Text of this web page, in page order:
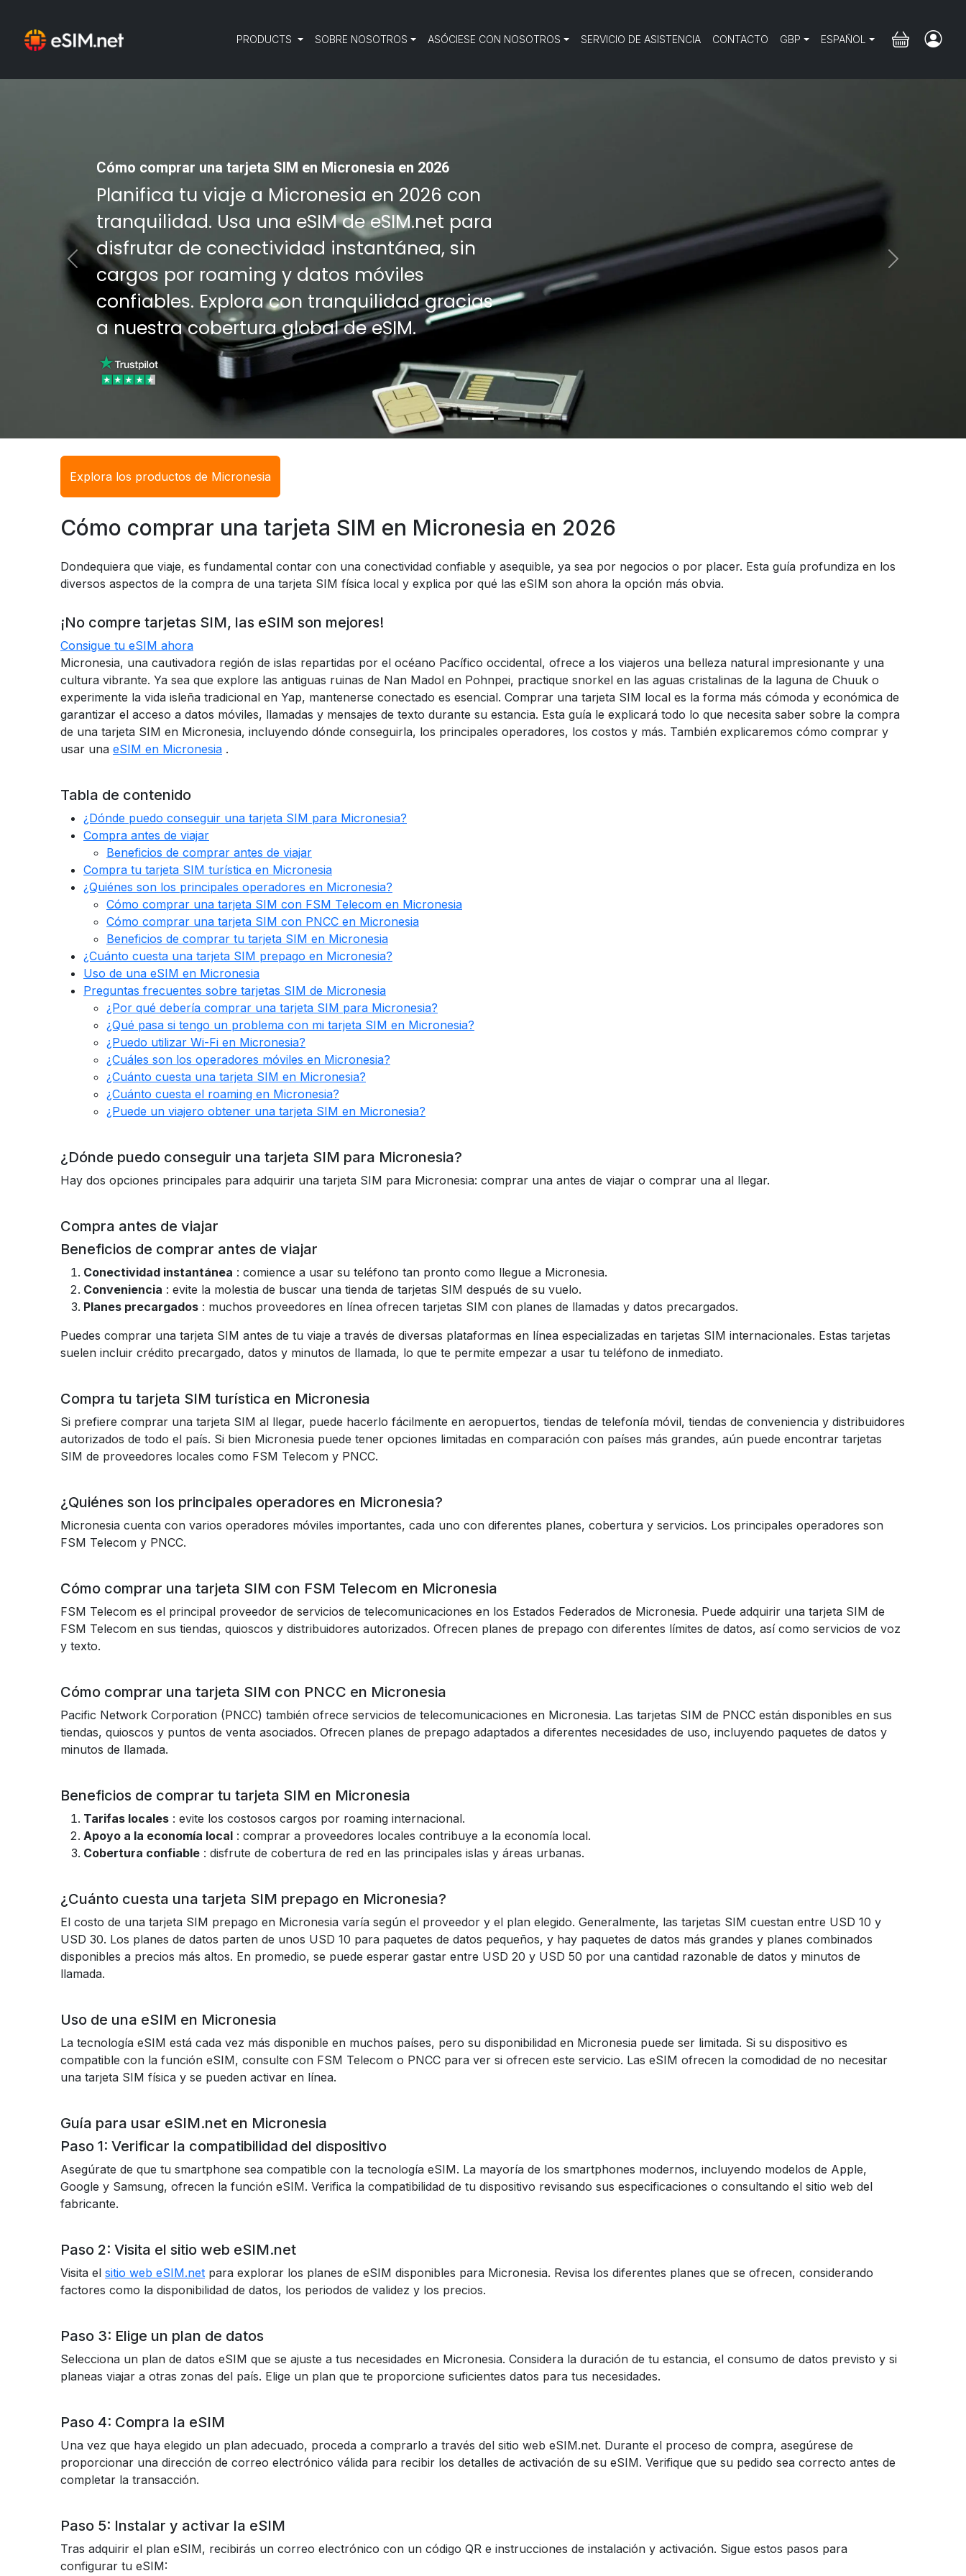
PRODUCTS SOBRE NOSOTROS ASÓCIESE CON NOSOTROS SERVICIO DE ASISTENCIA CONTACTO GBP ESPAÑOL
Cómo comprar una tarjeta SIM en Micronesia en 2026
Planifica tu viaje a Micronesia en 2026 con
tranquilidad. Usa una eSIM de eSIM.net para
disfrutar de conectividad instantánea, sin
cargos por roaming y datos móviles
confiables. Explora con tranquilidad gracias
a nuestra cobertura global de eSIM.
Previous Next
Explora los productos de Micronesia
Cómo comprar una tarjeta SIM en Micronesia en 2026
Dondequiera que viaje, es fundamental contar con una conectividad confiable y asequible, ya sea por negocios o por placer. Esta guía profundiza en los
diversos aspectos de la compra de una tarjeta SIM física local y explica por qué las eSIM son ahora la opción más obvia.
¡No compre tarjetas SIM, las eSIM son mejores!
Consigue tu eSIM ahora
Micronesia, una cautivadora región de islas repartidas por el océano Pacífico occidental, ofrece a los viajeros una belleza natural impresionante y una
cultura vibrante. Ya sea que explore las antiguas ruinas de Nan Madol en Pohnpei, practique snorkel en las aguas cristalinas de la laguna de Chuuk o
experimente la vida isleña tradicional en Yap, mantenerse conectado es esencial. Comprar una tarjeta SIM local es la forma más cómoda y económica de
garantizar el acceso a datos móviles, llamadas y mensajes de texto durante su estancia. Esta guía le explicará todo lo que necesita saber sobre la compra
de una tarjeta SIM en Micronesia, incluyendo dónde conseguirla, los principales operadores, los costos y más. También explicaremos cómo comprar y
usar una eSIM en Micronesia .
Tabla de contenido
¿Dónde puedo conseguir una tarjeta SIM para Micronesia?
Compra antes de viajar
Beneficios de comprar antes de viajar
Compra tu tarjeta SIM turística en Micronesia
¿Quiénes son los principales operadores en Micronesia?
Cómo comprar una tarjeta SIM con FSM Telecom en Micronesia
Cómo comprar una tarjeta SIM con PNCC en Micronesia
Beneficios de comprar tu tarjeta SIM en Micronesia
¿Cuánto cuesta una tarjeta SIM prepago en Micronesia?
Uso de una eSIM en Micronesia
Preguntas frecuentes sobre tarjetas SIM de Micronesia
¿Por qué debería comprar una tarjeta SIM para Micronesia?
¿Qué pasa si tengo un problema con mi tarjeta SIM en Micronesia?
¿Puedo utilizar Wi-Fi en Micronesia?
¿Cuáles son los operadores móviles en Micronesia?
¿Cuánto cuesta una tarjeta SIM en Micronesia?
¿Cuánto cuesta el roaming en Micronesia?
¿Puede un viajero obtener una tarjeta SIM en Micronesia?
¿Dónde puedo conseguir una tarjeta SIM para Micronesia?
Hay dos opciones principales para adquirir una tarjeta SIM para Micronesia: comprar una antes de viajar o comprar una al llegar.
Compra antes de viajar
Beneficios de comprar antes de viajar
Conectividad instantánea : comience a usar su teléfono tan pronto como llegue a Micronesia.
Conveniencia : evite la molestia de buscar una tienda de tarjetas SIM después de su vuelo.
Planes precargados : muchos proveedores en línea ofrecen tarjetas SIM con planes de llamadas y datos precargados.
Puedes comprar una tarjeta SIM antes de tu viaje a través de diversas plataformas en línea especializadas en tarjetas SIM internacionales. Estas tarjetas
suelen incluir crédito precargado, datos y minutos de llamada, lo que te permite empezar a usar tu teléfono de inmediato.
Compra tu tarjeta SIM turística en Micronesia
Si prefiere comprar una tarjeta SIM al llegar, puede hacerlo fácilmente en aeropuertos, tiendas de telefonía móvil, tiendas de conveniencia y distribuidores
autorizados de todo el país. Si bien Micronesia puede tener opciones limitadas en comparación con países más grandes, aún puede encontrar tarjetas
SIM de proveedores locales como FSM Telecom y PNCC.
¿Quiénes son los principales operadores en Micronesia?
Micronesia cuenta con varios operadores móviles importantes, cada uno con diferentes planes, cobertura y servicios. Los principales operadores son
FSM Telecom y PNCC.
Cómo comprar una tarjeta SIM con FSM Telecom en Micronesia
FSM Telecom es el principal proveedor de servicios de telecomunicaciones en los Estados Federados de Micronesia. Puede adquirir una tarjeta SIM de
FSM Telecom en sus tiendas, quioscos y distribuidores autorizados. Ofrecen planes de prepago con diferentes límites de datos, así como servicios de voz
y texto.
Cómo comprar una tarjeta SIM con PNCC en Micronesia
Pacific Network Corporation (PNCC) también ofrece servicios de telecomunicaciones en Micronesia. Las tarjetas SIM de PNCC están disponibles en sus
tiendas, quioscos y puntos de venta asociados. Ofrecen planes de prepago adaptados a diferentes necesidades de uso, incluyendo paquetes de datos y
minutos de llamada.
Beneficios de comprar tu tarjeta SIM en Micronesia
Tarifas locales : evite los costosos cargos por roaming internacional.
Apoyo a la economía local : comprar a proveedores locales contribuye a la economía local.
Cobertura confiable : disfrute de cobertura de red en las principales islas y áreas urbanas.
¿Cuánto cuesta una tarjeta SIM prepago en Micronesia?
El costo de una tarjeta SIM prepago en Micronesia varía según el proveedor y el plan elegido. Generalmente, las tarjetas SIM cuestan entre USD 10 y
USD 30. Los planes de datos parten de unos USD 10 para paquetes de datos pequeños, y hay paquetes de datos más grandes y planes combinados
disponibles a precios más altos. En promedio, se puede esperar gastar entre USD 20 y USD 50 por una cantidad razonable de datos y minutos de
llamada.
Uso de una eSIM en Micronesia
La tecnología eSIM está cada vez más disponible en muchos países, pero su disponibilidad en Micronesia puede ser limitada. Si su dispositivo es
compatible con la función eSIM, consulte con FSM Telecom o PNCC para ver si ofrecen este servicio. Las eSIM ofrecen la comodidad de no necesitar
una tarjeta SIM física y se pueden activar en línea.
Guía para usar eSIM.net en Micronesia
Paso 1: Verificar la compatibilidad del dispositivo
Asegúrate de que tu smartphone sea compatible con la tecnología eSIM. La mayoría de los smartphones modernos, incluyendo modelos de Apple,
Google y Samsung, ofrecen la función eSIM. Verifica la compatibilidad de tu dispositivo revisando sus especificaciones o consultando el sitio web del
fabricante.
Paso 2: Visita el sitio web eSIM.net
Visita el sitio web eSIM.net para explorar los planes de eSIM disponibles para Micronesia. Revisa los diferentes planes que se ofrecen, considerando
factores como la disponibilidad de datos, los periodos de validez y los precios.
Paso 3: Elige un plan de datos
Selecciona un plan de datos eSIM que se ajuste a tus necesidades en Micronesia. Considera la duración de tu estancia, el consumo de datos previsto y si
planeas viajar a otras zonas del país. Elige un plan que te proporcione suficientes datos para tus necesidades.
Paso 4: Compra la eSIM
Una vez que haya elegido un plan adecuado, proceda a comprarlo a través del sitio web eSIM.net. Durante el proceso de compra, asegúrese de
proporcionar una dirección de correo electrónico válida para recibir los detalles de activación de su eSIM. Verifique que su pedido sea correcto antes de
completar la transacción.
Paso 5: Instalar y activar la eSIM
Tras adquirir el plan eSIM, recibirás un correo electrónico con un código QR e instrucciones de instalación y activación. Sigue estos pasos para
configurar tu eSIM: